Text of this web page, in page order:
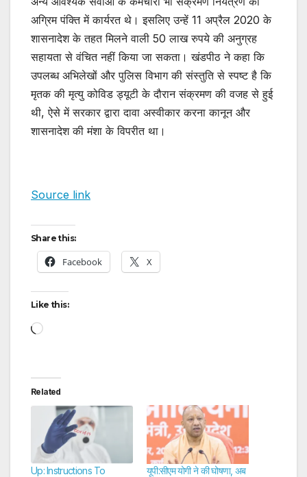
अग्रिम पंक्ति में कार्यरत थे। इसलिए उन्हें 11 अप्रैल 2020 के
शासनादेश के तहत मिलने वाली 50 लाख रुपये की अनुग्रह
सहायता से वंचित नहीं किया जा सकता। खंडपीठ ने कहा कि
उपलब्ध अभिलेखों और पुलिस विभाग की संस्तुति से स्पष्ट है कि
मृतक की मृत्यु कोविड ड्यूटी के दौरान संक्रमण की वजह से हुई
थी, ऐसे में सरकार द्वारा दावा अस्वीकार करना कानून और
शासनादेश की मंशा के विपरीत था।
Source link
Share this:
Facebook X
Like this:
Loading…
Related
Up: Instructions To
यूपी:सीएम योगी ने की घोषणा, अब